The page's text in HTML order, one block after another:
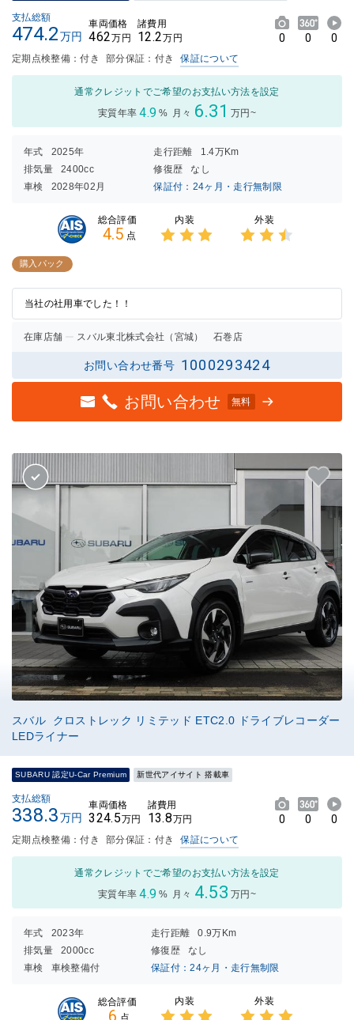
支払総額
474.2万円
車両価格
462万円
諸費用
12.2万円 0 0 0
定期点検整備：付き 部分保証：付き 保証について
通常クレジットでご希望のお支払い方法を設定
実質年率 4.9 % 月々 6.31 万円~
年式 2025年 走行距離
1.4万Km
排気量
2400cc 修復歴
なし
車検
2028年02月 保証付：24ヶ月・走行無制限
総合評価
4.5 点
内装 外装
購入パック
当社の社用車でした！！
在庫店舗 スバル東北株式会社（宮城） 石巻店
お問い合わせ番号 1000293424
お問い合わせ 無料
スバル クロストレック リミテッド ETC2.0 ドライブレコーダー
LEDライナー
SUBARU 認定U-Car Premium 新世代アイサイト 搭載車
支払総額
338.3万円
車両価格
324.5万円
諸費用
13.8万円 0 0 0
定期点検整備：付き 部分保証：付き 保証について
通常クレジットでご希望のお支払い方法を設定
実質年率 4.9 % 月々 4.53 万円~
年式 2023年 走行距離
0.9万Km
排気量
2000cc 修復歴
なし
車検
車検整備付 保証付：24ヶ月・走行無制限
総合評価
6 点
内装 外装